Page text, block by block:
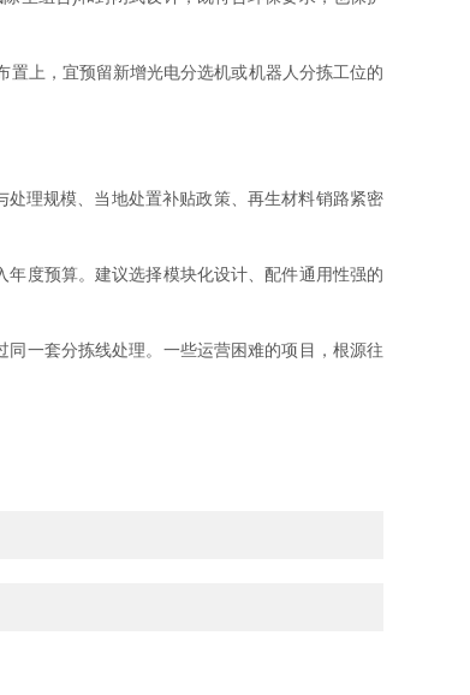
上，宜预留新增光电分选机或机器人分拣工位的
理规模、当地处置补贴政策、再生材料销路紧密
度预算。建议选择模块化设计、配件通用性强的
一套分拣线处理。一些运营困难的项目，根源往